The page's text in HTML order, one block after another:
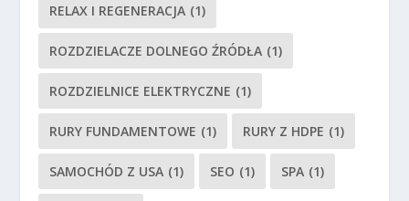
RELAX I REGENERACJA (1)
ROZDZIELACZE DOLNEGO ŹRÓDŁA (1)
ROZDZIELNICE ELEKTRYCZNE (1)
RURY FUNDAMENTOWE (1) RURY Z HDPE (1)
SAMOCHÓD Z USA (1) SEO (1) SPA (1)